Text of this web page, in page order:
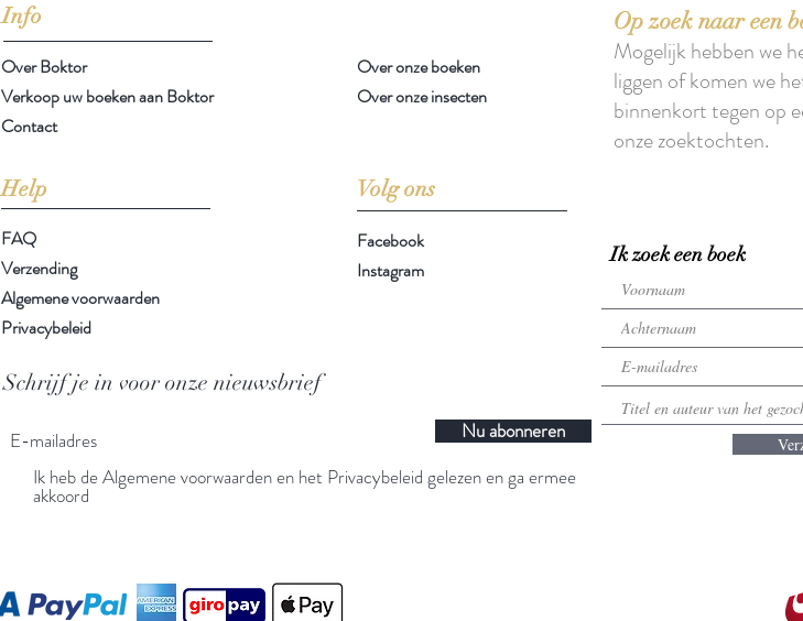
Info
Over Boktor
Verkoop uw boeken aan Boktor
Contact
Help Volg ons
Op zoek naar een
Mogelijk hebben we
liggen of komen we
binnenkort tegen op
onze zoektochten.
FAQ
Verzending
Algemene voorwaarden
Privacybeleid
Facebook
Instagram
Schrijf je in voor onze nieuwsbrief
Nu abonneren
Ik heb de Algemene voorwaarden en het Privacybeleid gelezen en ga ermee
akkoord
Ik zoek een boek
Over onze boeken
Over onze insecten